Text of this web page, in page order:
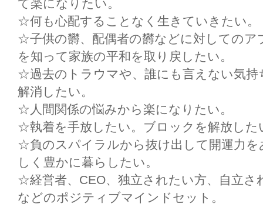
て楽になりたい。
☆何も心配することなく生きていきたい。
☆子供の欝、配偶者の欝などに対してのア
を知って家族の平和を取り戻したい。
☆過去のトラウマや、誰にも言えない気持
解消したい。
☆人間関係の悩みから楽になりたい。
☆執着を手放したい。ブロックを解放した
☆負のスパイラルから抜け出して開運力を
しく豊かに暮らしたい。
☆経営者、CEO、独立されたい方、自立さ
などのポジティブマインドセット。